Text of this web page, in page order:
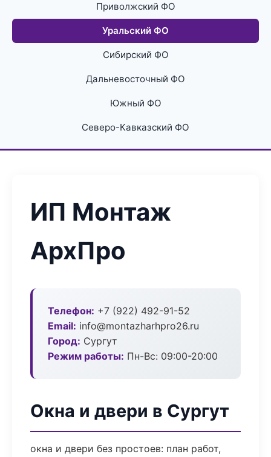
Приволжский ФО
Уральский ФО
Сибирский ФО
Дальневосточный ФО
Южный ФО
Северо-Кавказский ФО
ИП Монтаж
АрхПро
Телефон: +7 (922) 492-91-52
Email: info@montazharhpro26.ru
Город: Сургут
Режим работы: Пн-Вс: 09:00-20:00
Окна и двери в Сургут
окна и двери без простоев: план работ,